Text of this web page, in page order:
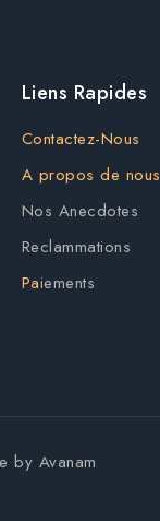
Liens Rapides
Contactez-Nous
A propos de nous
Nos Anecdotes
Reclammations
Paiements
by Avanam